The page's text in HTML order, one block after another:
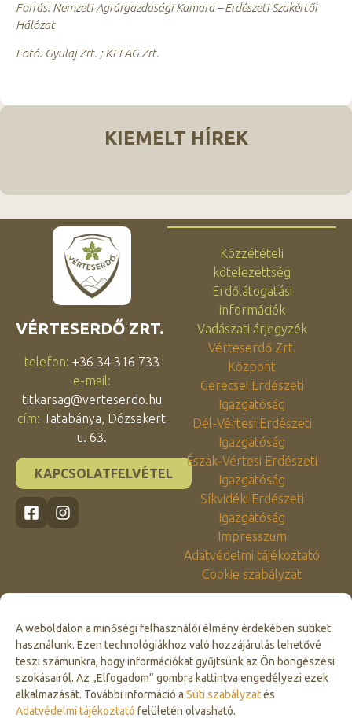
A weboldalon a minőségi felhasználói élmény érdekében sütiket
használunk. Ezen technológiákhoz való hozzájárulás lehetővé
teszi számunkra, hogy információkat gyűjtsünk az Ön böngészési
szokásairól. Az „Elfogadom” gombra kattintva engedélyezi ezek
alkalmazását. További információ a Süti szabályzatés
Adatvédelmi tájékoztató felületén olvasható.
Forrás: Nemzeti Agrárgazdasági Kamara – Erdészeti Szakértői
Hálózat
Fotó: Gyulaj Zrt. ; KEFAG Zrt.
KIEMELT HÍREK
Click to accept marketing cookies and
VÉRTESERDŐ ZRT.
telefon: +36 34 316 733
e-mail:
titkarsag@verteserdo.hu
cím: Tatabánya, Dózsakert
u. 63.
KAPCSOLATFELVÉTEL
Közzétételi
kötelezettség
Erdőlátogatási
információk
Vadászati árjegyzék
Vérteserdő Zrt.
Központ
Gerecsei Erdészeti
Igazgatóság
Dél-Vértesi Erdészeti
Igazgatóság
Észak-Vértesi Erdészeti
Igazgatóság
Síkvidéki Erdészeti
Igazgatóság
Impresszum
Adatvédelmi tájékoztató
Cookie szabályzat